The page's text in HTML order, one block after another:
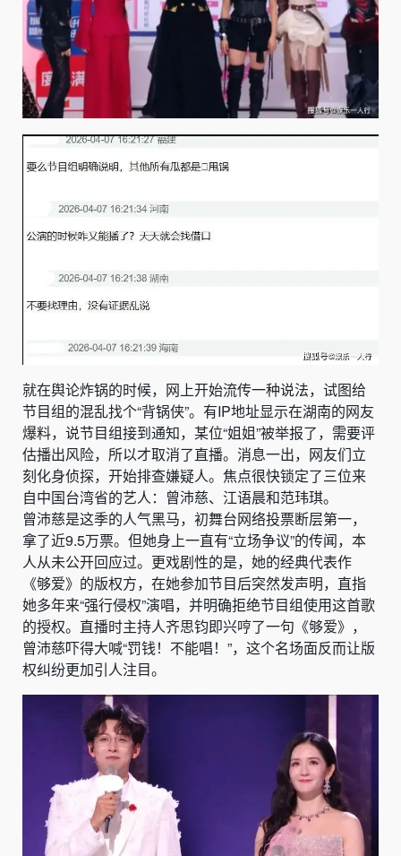
就在舆论炸锅的时候，网上开始流传一种说法，试图给
节目组的混乱找个“背锅侠”。有IP地址显示在湖南的网友
爆料，说节目组接到通知，某位“姐姐”被举报了，需要评
估播出风险，所以才取消了直播。消息一出，网友们立
刻化身侦探，开始排查嫌疑人。焦点很快锁定了三位来
自中国台湾省的艺人：曾沛慈、江语晨和范玮琪。
曾沛慈是这季的人气黑马，初舞台网络投票断层第一，
拿了近9.5万票。但她身上一直有“立场争议”的传闻，本
人从未公开回应过。更戏剧性的是，她的经典代表作
《够爱》的版权方，在她参加节目后突然发声明，直指
她多年来“强行侵权”演唱，并明确拒绝节目组使用这首歌
的授权。直播时主持人齐思钧即兴哼了一句《够爱》，
曾沛慈吓得大喊“罚钱！不能唱！”，这个名场面反而让版
权纠纷更加引人注目。